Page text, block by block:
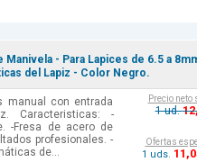
Manivela - Para Lapices de 6.5 a
del Lapiz - Color Negro.
manual con entrada
Caracteristicas: -
-Fresa de acero de
profesionales. -
de...
Precio neto
1 ud.12
Ofertas
1 uds. 11